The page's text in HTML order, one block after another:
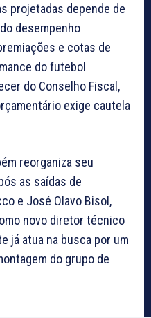
projetadas depende de
desempenho
e cotas de
do futebol
do Conselho Fiscal,
exige cautela
reorganiza seu
as saídas de
e José Olavo Bisol,
novo diretor técnico
já atua na busca por um
do grupo de